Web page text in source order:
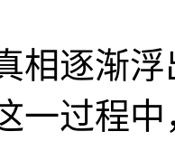
相逐渐
一过程